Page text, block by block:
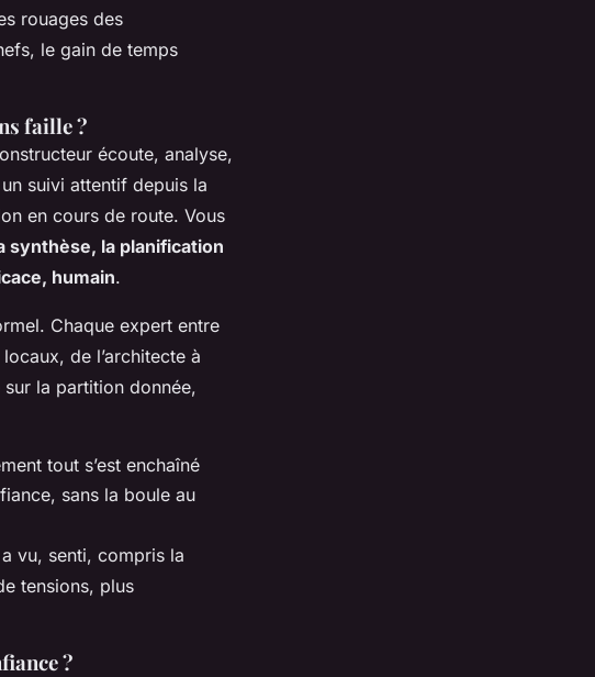
rouages des
le gain de temps
faille ?
écoute, analyse,
suivi attentif depuis la
en cours de route. Vous
synthèse, la planification
humain.
Chaque expert entre
de l’architecte à
sur la partition donnée,
tout s’est enchaîné
sans la boule au
vu, senti, compris la
tensions, plus
?